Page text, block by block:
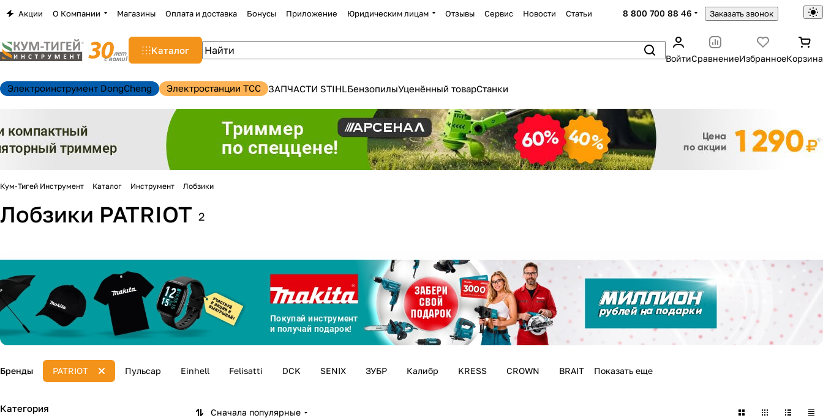
Акции О Компании Магазины Оплата и доставка Бонусы Приложение Юридическим лицам Отзывы Сервис Новости Статьи 8 800 700 88 46 Заказать звонок
Каталог
ВойтиСравнениеИзбранноеКорзина
Электроинструмент DongCheng Электростанции TCC ЗАПЧАСТИ STIHLБензопилыУценённый товарСтанки
Кум-Тигей Инструмент Каталог Инструмент Лобзики
Лобзики PATRIOT 2
Бренды Пульсар Einhell Felisatti DCK SENIX ЗУБР Калибр KRESS CROWN BRAIT
PATRIOT Показать еще
Сначала популярные
Категория
на частибез переплат
График платежей
25%